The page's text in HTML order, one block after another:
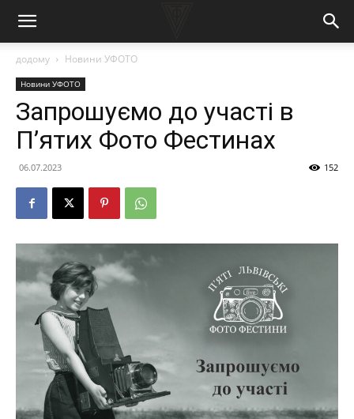
додому Новини УФОТО
Новини УФОТО
Запрошуємо до участі в
П’ятих Фото Фестинах
06.07.2023 152